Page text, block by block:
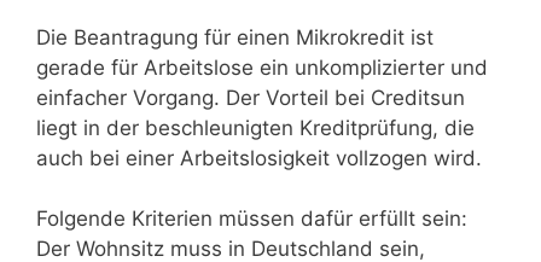
Die Beantragung für einen Mikrokredit ist
gerade für Arbeitslose ein unkomplizierter und
einfacher Vorgang. Der Vorteil bei Creditsun
liegt in der beschleunigten Kreditprüfung, die
auch bei einer Arbeitslosigkeit vollzogen wird.
Folgende Kriterien müssen dafür erfüllt sein:
Der Wohnsitz muss in Deutschland sein,